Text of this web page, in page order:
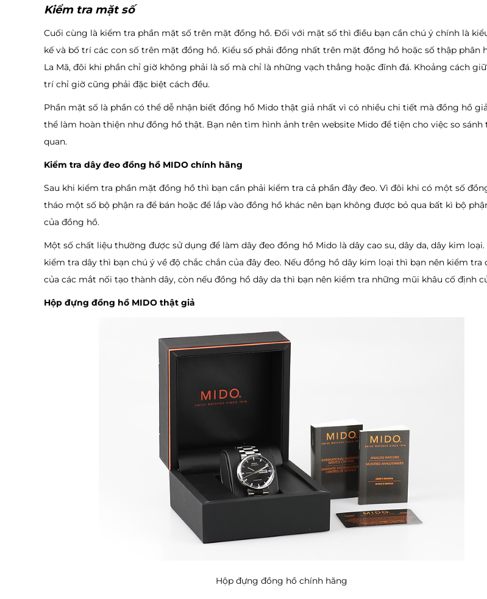
Kiểm tra mặt số
Cuối cùng là kiểm tra phần mặt số trên mặt đồng hồ. Đối với mặt số thì điều bạn cần chú ý chính là
kế và bố trí các con số trên mặt đồng hồ. Kiểu số phải đồng nhất trên mặt đồng hồ hoặc số thập phân
La Mã, đôi khi phần chỉ giờ không phải là số mà chỉ là những vạch thẳng hoặc đính đá. Khoảng cách
trí chỉ giờ cũng phải đặc biệt cách đều.
Phần mặt số là phần có thể dễ nhận biết đồng hồ Mido thật giả nhất vì có nhiều chi tiết mà đồng hồ
thể làm hoàn thiện như đồng hồ thật. Bạn nên tìm hình ảnh trên website Mido để tiện cho việc so sánh
quan.
Kiểm tra dây đeo đồng hồ MIDO chính hãng
Sau khi kiểm tra phần mặt đồng hồ thì bạn cần phải kiểm tra cả phần đây đeo. Vì đôi khi có một số
tháo một số bộ phận ra để bán hoặc để lắp vào đồng hồ khác nên bạn không được bỏ qua bất kì bộ
của đồng hồ.
Một số chất liệu thường được sử dụng để làm dây đeo đồng hồ Mido là dây cao su, dây da, dây kim loại.
kiểm tra dây thì bạn chú ý về độ chắc chắn của đây đeo. Nếu đồng hồ dây kim loại thì bạn nên kiểm tra
của các mắt nối tạo thành dây, còn nếu đồng hồ dây da thì bạn nên kiểm tra những mũi khâu cố định
Hộp đựng đồng hồ MIDO thật giả
Hộp đựng đồng hồ chính hãng